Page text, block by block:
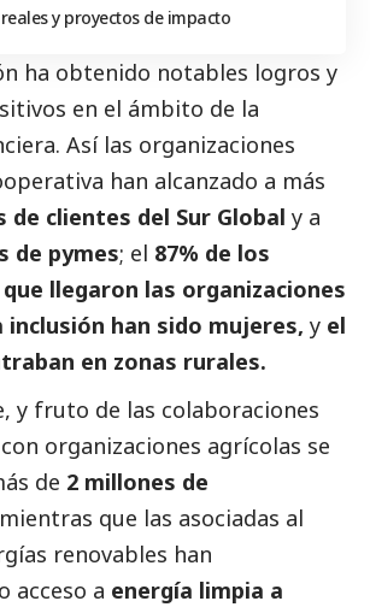
y proyectos de impacto
ha obtenido notables logros y
en el ámbito de la
Así las organizaciones
han alcanzado a más
de clientes del Sur Global y a
de pymes; el 87% de los
llegaron las organizaciones
inclusión han sido mujeres, y el
en zonas rurales.
y fruto de las colaboraciones
con organizaciones agrícolas se
de 2 millones de
que las asociadas al
renovables han
acceso a energía limpia a